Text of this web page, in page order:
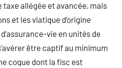
taxe allégée et avancée, mais
et les viatique d’origine
vie en unités de
être captif au minimum
coque dont la fisc est